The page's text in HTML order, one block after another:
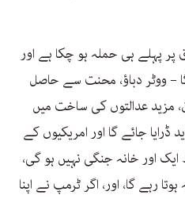
پہلے ہی حملہ ہو چکا ہے اور
– ووٹر دباؤ، محنت سے حاصل
مزید عدالتوں کی ساخت میں
ڈرایا جائے گا اور امریکیوں کے
ایک اور خانہ جنگی نہیں ہو گی،
رہے گا، اور، اگر ٹرمپ نے اپنا